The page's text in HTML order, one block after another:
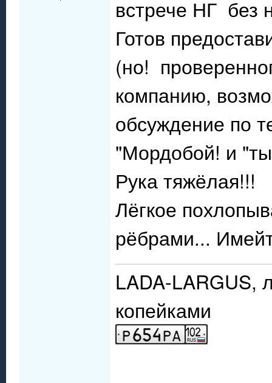
встрече НГ без
Готов
(но!
компанию,
обсуждение по
"Мордобой! и
Рука тяжёлая!!!
Лёгкое
рёбрами...
LADA-LARGUS,
копейками